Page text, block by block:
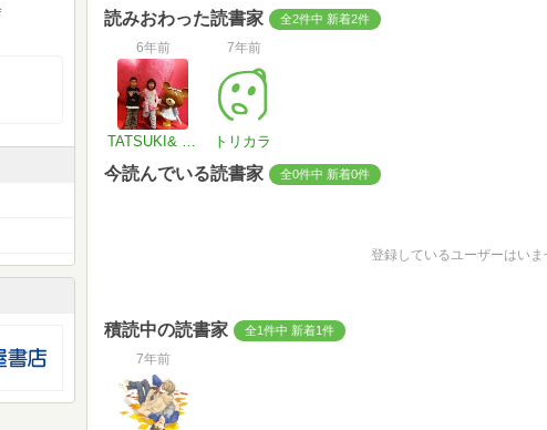
読みおわった読書家 全2件中 新着2件
6年前
TATSUKI& YUDUKI
7年前
トリカラ
今読んでいる読書家 全0件中 新着0件
登録しているユーザーはいま
積読中の読書家 全1件中 新着1件
7年前